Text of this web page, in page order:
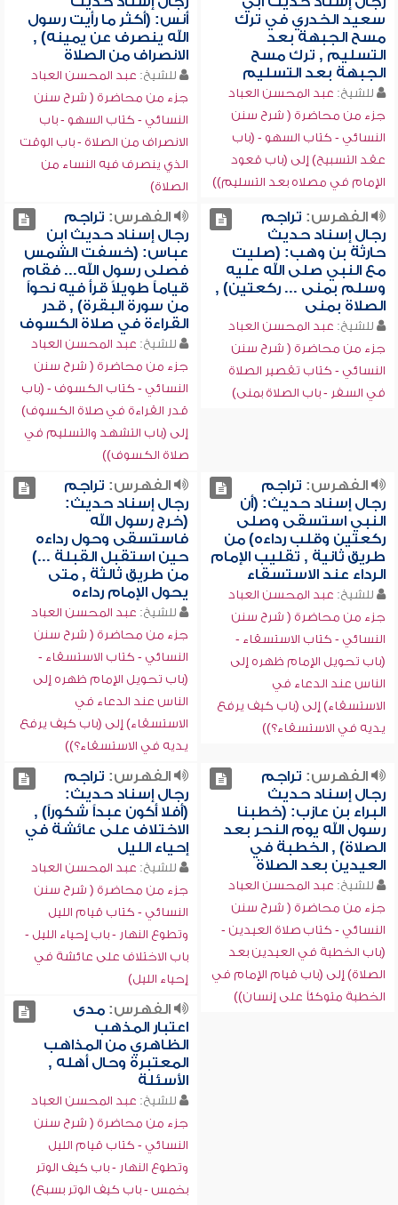
سعيد الخدري في ترك
مسح الجبهة بعد
التسليم , ترك مسح
الجبهة بعد التسليم
للشيخ: عبد المحسن العباد
جزء من محاضرة ( شرح سنن
النسائي - كتاب السهو - (باب
عقد التسبيح) إلى (باب قعود
الإمام في مصلاه بعد التسليم))
أنس: (أكثر ما رأيت رسول
الله ينصرف عن يمينه) ,
الانصراف من الصلاة
للشيخ: عبد المحسن العباد
جزء من محاضرة ( شرح سنن
النسائي - كتاب السهو - باب
الانصراف من الصلاة - باب الوقت
الذي ينصرف فيه النساء من
الصلاة)
الفهرس: تراجم
رجال إسناد حديث
حارثة بن وهب: (صليت
مع النبي صلى الله عليه
وسلم بمنى ... ركعتين) ,
الصلاة بمنى
للشيخ: عبد المحسن العباد
جزء من محاضرة ( شرح سنن
النسائي - كتاب تقصير الصلاة
في السفر - باب الصلاة بمنى)
الفهرس: تراجم
رجال إسناد حديث ابن
عباس: (خسفت الشمس
فصلى رسول الله... فقام
قياماً طويلاً قرأ فيه نحواً
من سورة البقرة) , قدر
القراءة في صلاة الكسوف
للشيخ: عبد المحسن العباد
جزء من محاضرة ( شرح سنن
النسائي - كتاب الكسوف - (باب
قدر القراءة في صلاة الكسوف)
إلى (باب التشهد والتسليم في
صلاة الكسوف))
الفهرس: تراجم
رجال إسناد حديث: (أن
النبي استسقى وصلى
ركعتين وقلب رداءه) من
طريق ثانية , تقليب الإمام
الرداء عند الاستسقاء
للشيخ: عبد المحسن العباد
جزء من محاضرة ( شرح سنن
النسائي - كتاب الاستسقاء -
(باب تحويل الإمام ظهره إلى
الناس عند الدعاء في
الاستسقاء) إلى (باب كيف يرفع
يديه في الاستسقاء؟))
الفهرس: تراجم
رجال إسناد حديث:
(خرج رسول الله
فاستسقى وحول رداءه
حين استقبل القبلة ...)
من طريق ثالثة , متى
يحول الإمام رداءه
للشيخ: عبد المحسن العباد
جزء من محاضرة ( شرح سنن
النسائي - كتاب الاستسقاء -
(باب تحويل الإمام ظهره إلى
الناس عند الدعاء في
الاستسقاء) إلى (باب كيف يرفع
يديه في الاستسقاء؟))
الفهرس: تراجم
رجال إسناد حديث
البراء بن عازب: (خطبنا
رسول الله يوم النحر بعد
الصلاة) , الخطبة في
العيدين بعد الصلاة
للشيخ: عبد المحسن العباد
جزء من محاضرة ( شرح سنن
النسائي - كتاب صلاة العيدين -
(باب الخطبة في العيدين بعد
الصلاة) إلى (باب قيام الإمام في
الخطبة متوكئاً على إنسان))
الفهرس: تراجم
رجال إسناد حديث:
(أفلا أكون عبداً شكوراً) ,
الاختلاف على عائشة في
إحياء الليل
للشيخ: عبد المحسن العباد
جزء من محاضرة ( شرح سنن
النسائي - كتاب قيام الليل
وتطوع النهار - باب إحياء الليل -
باب الاختلاف على عائشة في
إحياء الليل)
الفهرس:مدى
اعتبار المذهب
الظاهري من المذاهب
المعتبرة وحال أهله ,
الأسئلة
للشيخ: عبد المحسن العباد
جزء من محاضرة ( شرح سنن
النسائي - كتاب قيام الليل
وتطوع النهار - باب كيف الوتر
بخمس - باب كيف الوتر بسبع)